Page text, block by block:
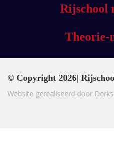
Rijschool
Theorie-
© Copyright 2026|
Website gerealiseerd door